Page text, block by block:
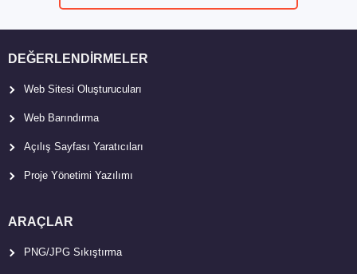
DEĞERLENDIRMELER
Web Sitesi Oluşturucuları
Web Barındırma
Açılış Sayfası Yaratıcıları
Proje Yönetimi Yazılımı
ARAÇLAR
PNG/JPG Sıkıştırma